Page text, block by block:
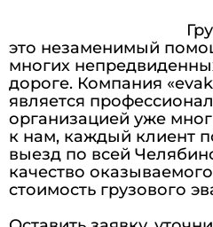
это незаменимый
многих
дороге. Компания
является
организацией уже
к нам, каждый клиент
выезд по всей
качество
стоимость грузового